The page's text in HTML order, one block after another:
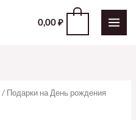
0,00₽
/ Подарки на День рождения